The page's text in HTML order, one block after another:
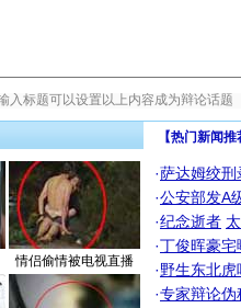
情侣偷情被电视直播
【热门新闻
·萨达姆绞刑
·公安部发A
·纪念逝者
·丁俊晖豪
·野生东北
·专家辩论伪